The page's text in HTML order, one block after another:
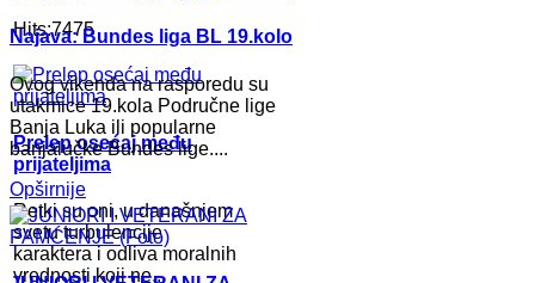
Hits:7475
Prelep osećaj među
prijateljima
Retki su oni, u današnjem
svetu turbulencije
karaktera i odliva moralnih
vrednosti koji ne...
Najava: Bundes liga BL 19.kolo
Ovog vikenda na rasporedu su
utakmice 19.kola Područne lige
Banja Luka ili popularne
banjalučke Bundes lige....
Opširnije